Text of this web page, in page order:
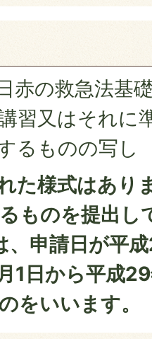
赤の救急法基
習又はそれに
るものの写し
た様式はあ
ものを提出し
、申請日が平
1日から平成
をいいます。